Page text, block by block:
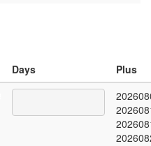
Days
Plus